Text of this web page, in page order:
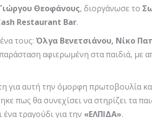
Θεοφάνους, διοργάνωσε το
Restaurant Bar.
τους: Όλγα Βενετσιάνου, Nίκο
αφιερωμένη στα παιδιά, με
για αυτή την όμορφη πρωτοβουλία
πως θα συνεχίσει να στηρίζει τα
τραγούδι για την «ΕΛΠΙΔΑ».